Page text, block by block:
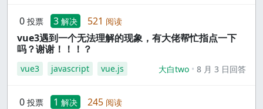
0 投票 3 解决 521 阅读
vue3遇到一个无法理解的现象，有大佬帮忙指点一下
吗？谢谢！！！？
vue3 javascript vue.js 大白two 8 月 3 日回答
0 投票 1 解决 245 阅读